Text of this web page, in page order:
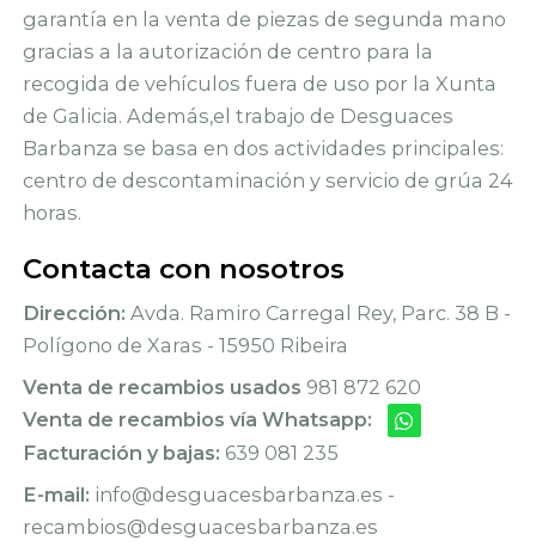
garantía en la venta de piezas de segunda mano
gracias a la autorización de centro para la
recogida de vehículos fuera de uso por la Xunta
de Galicia. Además,el trabajo de Desguaces
Barbanza se basa en dos actividades principales:
centro de descontaminación y servicio de grúa 24
horas.
Contacta con nosotros
Dirección: Avda. Ramiro Carregal Rey, Parc. 38 B -
Polígono de Xaras - 15950 Ribeira
Venta de recambios usados 981 872 620
Venta de recambios vía Whatsapp:
Facturación y bajas: 639 081 235
E-mail: info@desguacesbarbanza.es -
recambios@desguacesbarbanza.es